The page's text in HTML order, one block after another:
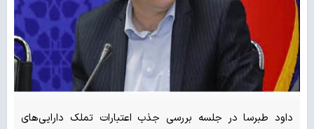
داود طبرسا در جلسه بررسی جذب اعتبارات تملک دارایی‌های